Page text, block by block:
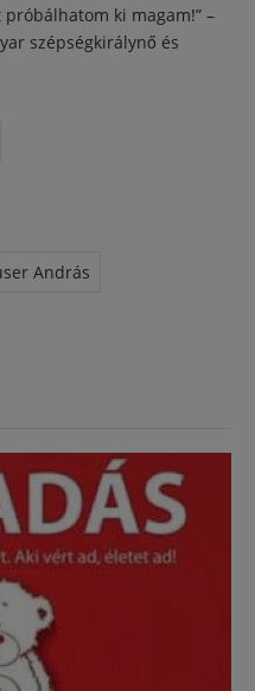
ki magam!” –
szépségkirálynő és
András